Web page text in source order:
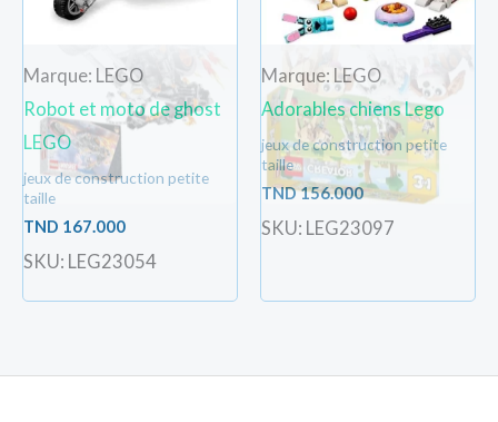
Marque: LEGO
Robot et moto de ghost
LEGO
jeux de construction petite
taille
TND 167.000
SKU: LEG23054
Marque: LEGO
Adorables chiens Lego
jeux de construction petite
taille
TND156.000
SKU: LEG23097